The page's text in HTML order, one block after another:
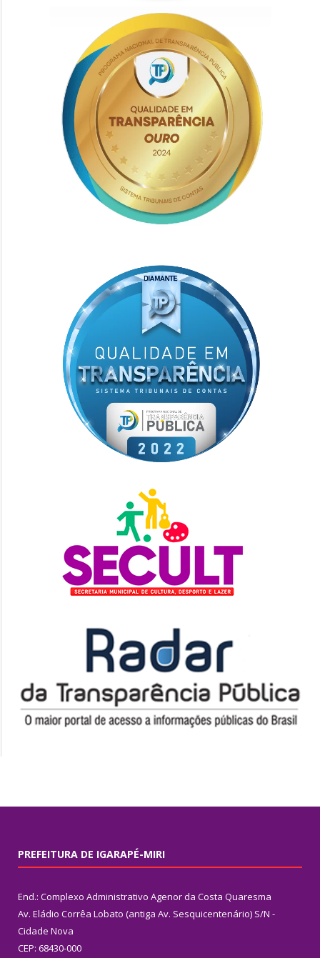
PREFEITURA DE IGARAPÉ-MIRI
End.: Complexo Administrativo Agenor da Costa Quaresma
Av. Eládio Corrêa Lobato (antiga Av. Sesquicentenário) S/N -
Cidade Nova
CEP: 68430-000